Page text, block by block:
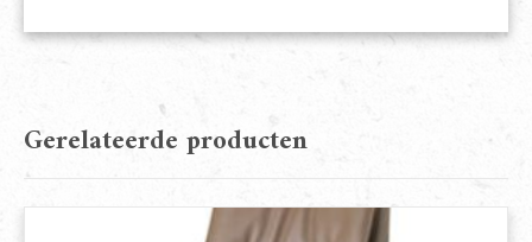
Gerelateerde producten